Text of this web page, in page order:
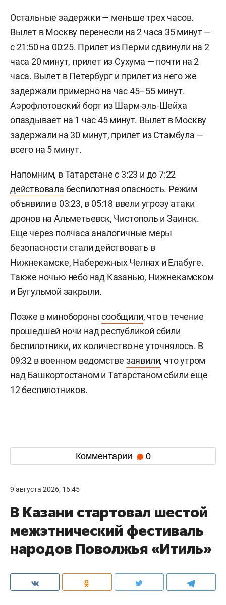
Остальные задержки — меньше трех часов.
Вылет в Москву перенесли на 2 часа 35 минут —
с 21:50 на 00:25. Прилет из Перми сдвинули на 2
часа 20 минут, прилет из Сухума — почти на 2
часа. Вылет в Петербург и прилет из него же
задержали примерно на час 45–55 минут.
Аэрофлотовский борт из Шарм-эль-Шейха
опаздывает на 1 час 45 минут. Вылет в Москву
задержали на 30 минут, прилет из Стамбула —
всего на 5 минут.
Напомним, в Татарстане с 3:23 и до 7:22
действовала беспилотная опасность. Режим
объявили в 03:23, в 05:18 ввели угрозу атаки
дронов на Альметьевск, Чистополь и Заинск.
Еще через полчаса аналогичные меры
безопасности стали действовать в
Нижнекамске, Набережных Челнах и Елабуге.
Также ночью небо над Казанью, Нижнекамском
и Бугульмой закрыли.
Позже в миноборонысообщили, что в течение
прошедшей ночи над республикой сбили
беспилотники, их количество не уточнялось. В
09:32 в военном ведомстве заявили, что утром
над Башкортостаном и Татарстаном сбили еще
12 беспилотников.
Комментарии 0
9 августа 2026, 16:45
В Казани стартовал шестой
межэтнический фестиваль
народов Поволжья «Итиль»